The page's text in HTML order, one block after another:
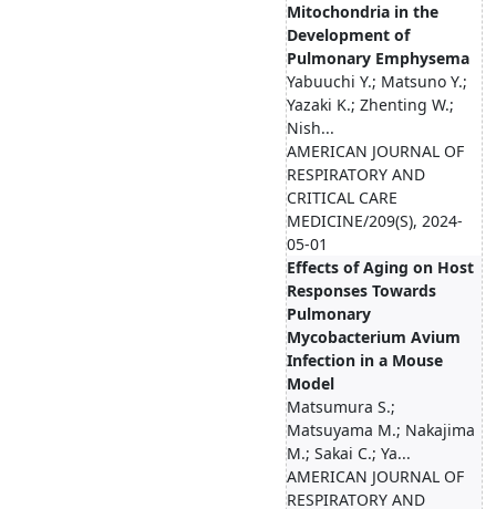
Mitochondria in the
Development of
Pulmonary Emphysema
Yabuuchi Y.; Matsuno Y.;
Yazaki K.; Zhenting W.;
Nish...
AMERICAN JOURNAL OF
RESPIRATORY AND
CRITICAL CARE
MEDICINE/209(S), 2024-
05-01
Effects of Aging on Host
Responses Towards
Pulmonary
Mycobacterium Avium
Infection in a Mouse
Model
Matsumura S.;
Matsuyama M.; Nakajima
M.; Sakai C.; Ya...
AMERICAN JOURNAL OF
RESPIRATORY AND